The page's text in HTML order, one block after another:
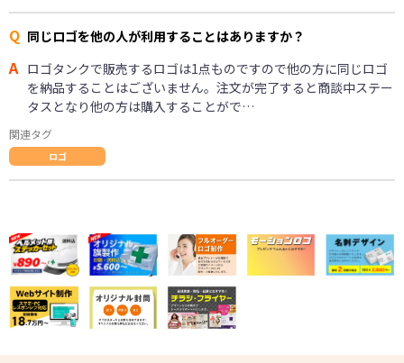
Q 同じロゴを他の人が利用することはありますか？
A ロゴタンクで販売するロゴは1点ものですので他の方に同じロゴ
を納品することはございません。注文が完了すると商談中ステー
タスとなり他の方は購入することがで…
関連タグ
ロゴ